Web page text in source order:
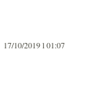
17/10/2019 l 01:07